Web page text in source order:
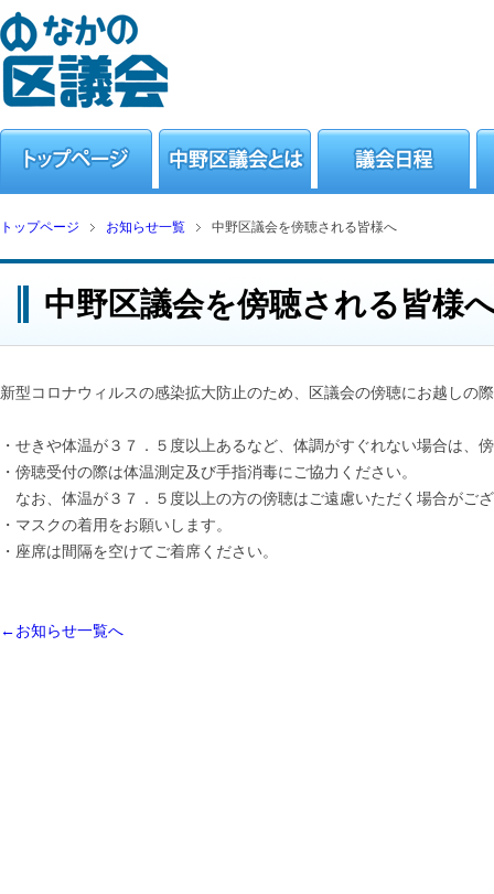
トップページ お知らせ一覧 中野区議会を傍聴される皆様へ
中野区議会を傍聴される皆様
新型コロナウィルスの感染拡大防止のため、区議会の傍聴にお越しの
・せきや体温が３７．５度以上あるなど、体調がすぐれない場合は、
・傍聴受付の際は体温測定及び手指消毒にご協力ください。
なお、体温が３７．５度以上の方の傍聴はご遠慮いただく場合がご
・マスクの着用をお願いします。
・座席は間隔を空けてご着席ください。
←お知らせ一覧へ